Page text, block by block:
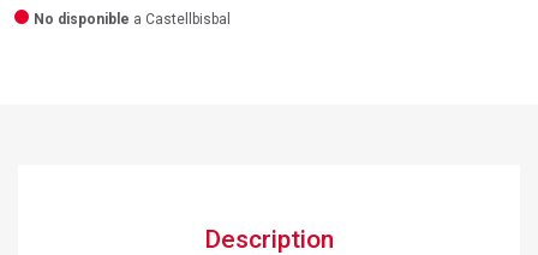
No disponible a Castellbisbal
Description